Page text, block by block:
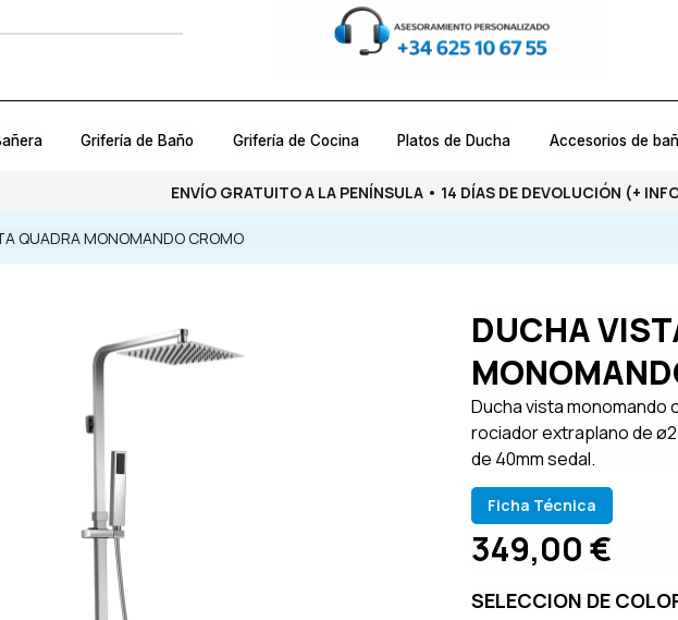
Grifería de Baño Grifería de Cocina Platos de Ducha Accesorios de
ENVÍO GRATUITO A LA PENÍNSULA • 14 DÍAS DE DEVOLUCIÓN (+
QUADRA MONOMANDO CROMO
DUCHA
Ducha vista monomando
rociador extraplano de
de 40mm sedal.
Ficha Técnica
349,00€
SELECCION DE